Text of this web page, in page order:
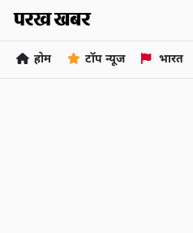
होम टॉप न्यूज भारत